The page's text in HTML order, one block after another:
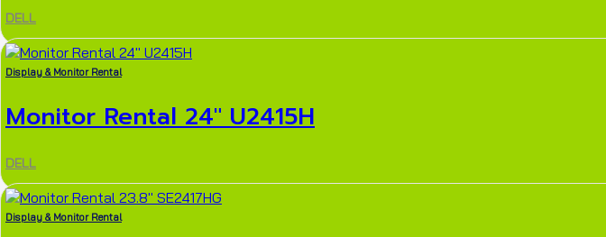
DELL
Display & Monitor Rental
Monitor Rental 24″ U2415H
DELL
Display & Monitor Rental